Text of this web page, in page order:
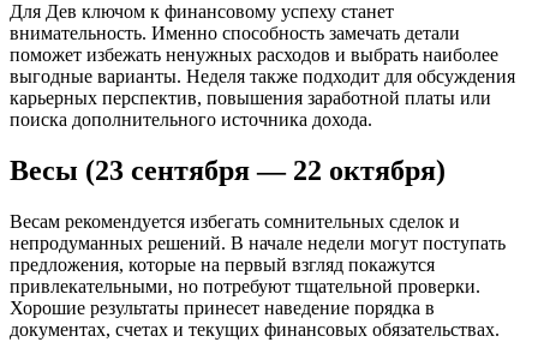
Для Дев ключом к финансовому успеху станет
внимательность. Именно способность замечать детали
поможет избежать ненужных расходов и выбрать наиболее
выгодные варианты. Неделя также подходит для обсуждения
карьерных перспектив, повышения заработной платы или
поиска дополнительного источника дохода.
Весы (23 сентября — 22 октября)
Весам рекомендуется избегать сомнительных сделок и
непродуманных решений. В начале недели могут поступать
предложения, которые на первый взгляд покажутся
привлекательными, но потребуют тщательной проверки.
Хорошие результаты принесет наведение порядка в
документах, счетах и текущих финансовых обязательствах.